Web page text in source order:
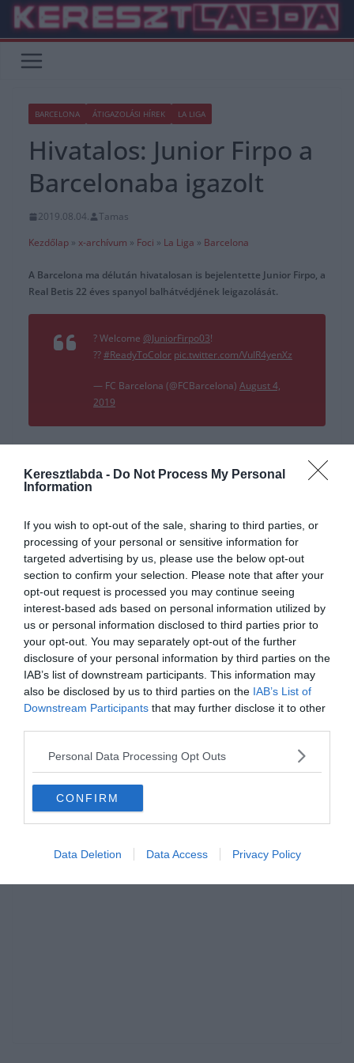
Keresztlabda - Do Not Process My Personal
Information
If you wish to opt-out of the sale, sharing to third parties, or
processing of your personal or sensitive information for
targeted advertising by us, please use the below opt-out
section to confirm your selection. Please note that after your
opt-out request is processed you may continue seeing
interest-based ads based on personal information utilized by
us or personal information disclosed to third parties prior to
your opt-out. You may separately opt-out of the further
disclosure of your personal information by third parties on the
IAB’s list of downstream participants. This information may
also be disclosed by us to third parties on the IAB’s List of
Downstream Participants that may further disclose it to other
Personal Data Processing Opt Outs
CONFIRM
Data Deletion Data Access Privacy Policy
Skip
content
BARCELONA ÁTIGAZOLÁSI HÍREK LA LIGA
Hivatalos: Junior Firpo a
Barcelonaba igazolt
2019.08.04.
Tamas
Kezdőlap » x-archívum » Foci » La Liga » Barcelona
A Barcelona ma délután hivatalosan is bejelentette Junior Firpo, a
Real Betis 22 éves spanyol balhátvédjének leigazolását.
? Welcome @JuniorFirpo03!
??#ReadyToColor pic.twitter.com/VuIR4yenXz
— FC Barcelona (@FCBarcelona) August 4,
2019
A spanyol balhátvéd 18 millió euróért, plusz 12 millió bónuszokért
igazolt a Katalánokhoz. 5 éves szerződést írt alá, ami tartalmaz egy
200 millió eurós kivásárlási bónuszt.
Ezzel Junior Firpo lett a Barcelona 4. nyári igazolása Frenkie de
Jong, Anointe Griezmann és Neto után.
“A Barcelona és a Real Betis megegyezett Junior Firpo
átigazolásáról 18 millió euróért, plusz 12 millió bónuszokért.” – állt
a klub hivatalos közleményében.
A Barca ezzel megerősítette a védelem hiányos bal oldalát.
Ugyanis Jordi Alba mellett nem volt túl sok opciójuk. Mivel Lucas
Digne távozott az Evertonhoz, Marc Cucurella kölcsönbe távozott a
Getafehoz, míg Juan Miranda nem hozta az eddigi elvárásokat.
A Real Betis már gondoskodott is Firpo pótlásáról, nem rég
leigazolták Alfonso Pedrazat a Villarrealból.
Firpo tavaly 29 mérkőzésen öltötte magára a Betis mezét, a